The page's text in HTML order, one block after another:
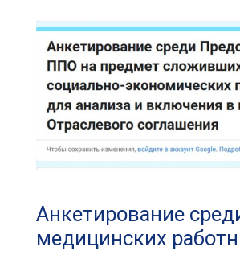
Анкетирование
медицинских